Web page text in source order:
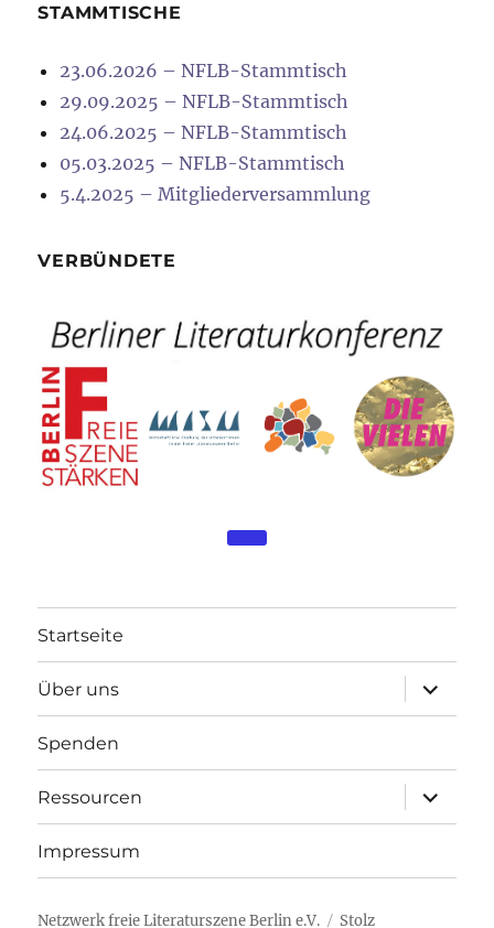
STAMMTISCHE
23.06.2026 – NFLB-Stammtisch
29.09.2025 – NFLB-Stammtisch
24.06.2025 – NFLB-Stammtisch
05.03.2025 – NFLB-Stammtisch
5.4.2025 – Mitgliederversammlung
VERBÜNDETE
Startseite
Über uns
Spenden
Ressourcen
Impressum
Netzwerk freie Literaturszene Berlin e.V. Stolz